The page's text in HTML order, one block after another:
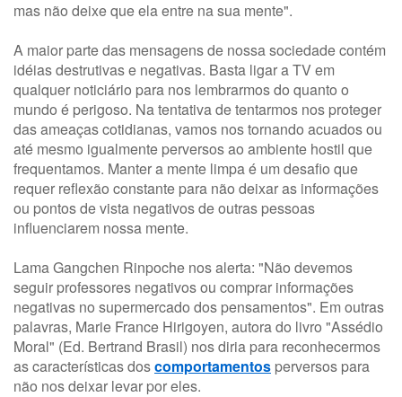
mas não deixe que ela entre na sua mente".
A maior parte das mensagens de nossa sociedade contém
idéias destrutivas e negativas. Basta ligar a TV em
qualquer noticiário para nos lembrarmos do quanto o
mundo é perigoso. Na tentativa de tentarmos nos proteger
das ameaças cotidianas, vamos nos tornando acuados ou
até mesmo igualmente perversos ao ambiente hostil que
frequentamos. Manter a mente limpa é um desafio que
requer reflexão constante para não deixar as informações
ou pontos de vista negativos de outras pessoas
influenciarem nossa mente.
Lama Gangchen Rinpoche nos alerta: "Não devemos
seguir professores negativos ou comprar informações
negativas no supermercado dos pensamentos". Em outras
palavras, Marie France Hirigoyen, autora do livro "Assédio
Moral" (Ed. Bertrand Brasil) nos diria para reconhecermos
as características doscomportamentos perversos para
não nos deixar levar por eles.